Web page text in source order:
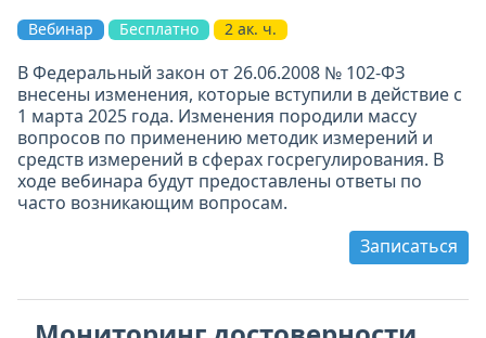
Вебинар Бесплатно 2 ак. ч.
В Федеральный закон от 26.06.2008 № 102-ФЗ
внесены изменения, которые вступили в действие с
1 марта 2025 года. Изменения породили массу
вопросов по применению методик измерений и
средств измерений в сферах госрегулирования. В
ходе вебинара будут предоставлены ответы по
часто возникающим вопросам.
Записаться